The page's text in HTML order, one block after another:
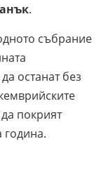
.
събрание
останат без
покрият
година.